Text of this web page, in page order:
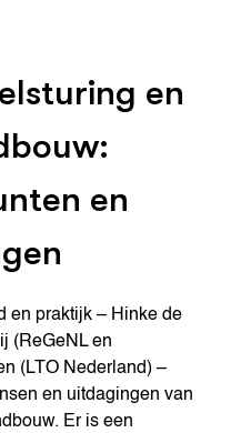
en
en
en praktijk – Hinke de
(ReGeNL en
(LTO Nederland) –
en uitdagingen van
Er is een